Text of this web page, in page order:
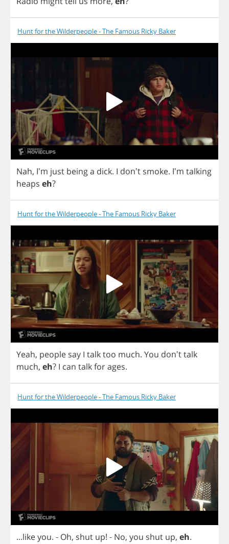
Hunt for the Wilderpeople - The Famous Ricky Baker
Nah, I'm just beinga dick. I don't smoke. I'm talking
heaps eh?
Hunt for the Wilderpeople - The Famous Ricky Baker
Yeah, people say I talktoo much. You don'ttalk
much, eh? I can talkforages.
Hunt for the Wilderpeople - The Famous Ricky Baker
...likeyou. - Oh, shut up! - No, you shut up, eh.